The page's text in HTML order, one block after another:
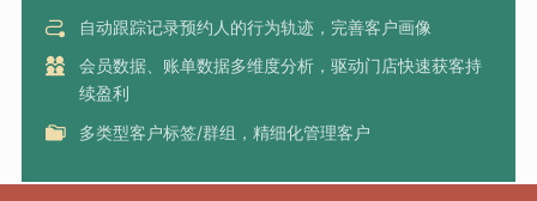
自动跟踪记录预约人的行为轨迹，完善客户画像
会员数据、账单数据多维度分析，驱动门店快速获客持
续盈利
多类型客户标签/群组，精细化管理客户